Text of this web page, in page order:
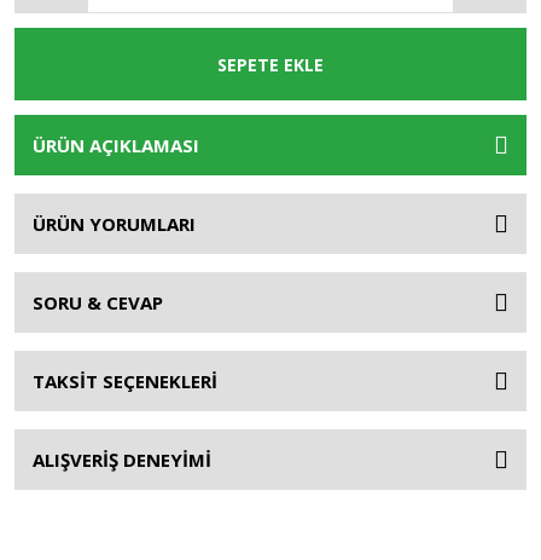
SEPETE EKLE
ÜRÜN AÇIKLAMASI
ÜRÜN YORUMLARI
SORU & CEVAP
TAKSİT SEÇENEKLERİ
ALIŞVERİŞ DENEYİMİ